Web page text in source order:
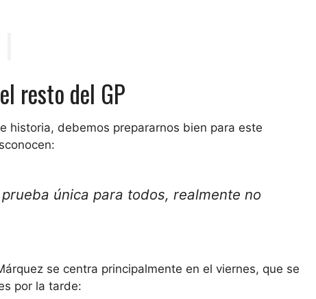
resto del GP
historia, debemos prepararnos bien para este
única para todos, realmente no
se centra principalmente en el viernes, que se
por la tarde: